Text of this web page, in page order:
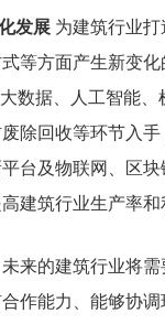
发展 为建筑行业
等方面产生新变
大数据、人工智能
除回收等环节入
台及物联网、区
建筑行业生产率
未来的建筑行业将
作能力、能够协